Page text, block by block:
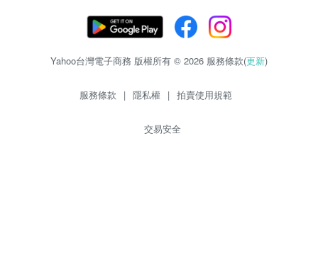
Yahoo台灣電子商務 版權所有 © 2026 服務條款(更新)
服務條款 | 隱私權 | 拍賣使用規範
交易安全